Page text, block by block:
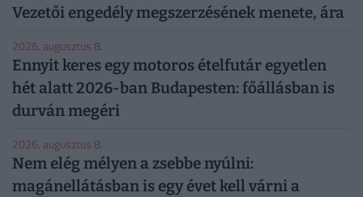
Vezetői engedély megszerzésének menete, ára
2026. augusztus 8.
Ennyit keres egy motoros ételfutár egyetlen
hét alatt 2026-ban Budapesten: főállásban is
durván megéri
2026. augusztus 8.
Nem elég mélyen a zsebbe nyúlni:
magánellátásban is egy évet kell várni a